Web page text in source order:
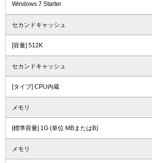
Windows 7 Starter
セカンドキャッシュ
[容量] 512K
セカンドキャッシュ
[タイプ] CPU内蔵
メモリ
[標準容量] 1G (単位 MBまたはB)
メモリ